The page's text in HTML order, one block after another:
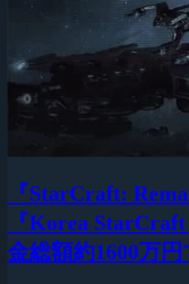
『StarCraft:
『Korea
金総額約1600万